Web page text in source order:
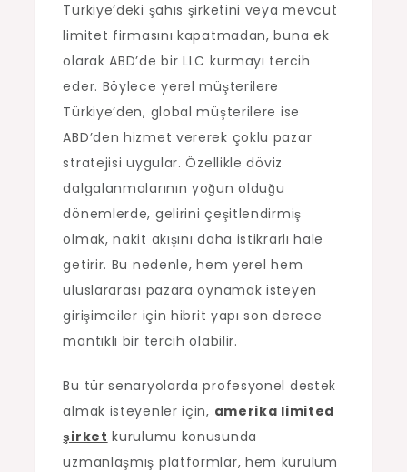
Türkiye’deki şahıs şirketini veya mevcut
limitet firmasını kapatmadan, buna ek
olarak ABD’de bir LLC kurmayı tercih
eder. Böylece yerel müşterilere
Türkiye’den, global müşterilere ise
ABD’den hizmet vererek çoklu pazar
stratejisi uygular. Özellikle döviz
dalgalanmalarının yoğun olduğu
dönemlerde, gelirini çeşitlendirmiş
olmak, nakit akışını daha istikrarlı hale
getirir. Bu nedenle, hem yerel hem
uluslararası pazara oynamak isteyen
girişimciler için hibrit yapı son derece
mantıklı bir tercih olabilir.
Bu tür senaryolarda profesyonel destek
almak isteyenler için, amerika limited
şirket kurulumu konusunda
uzmanlaşmış platformlar, hem kurulum